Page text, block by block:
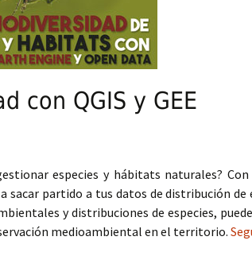
con QGIS y GEE
especies y hábitats naturales? Con
sacar partido a tus datos de distribución
y distribuciones de especies,
medioambiental en el territorio.